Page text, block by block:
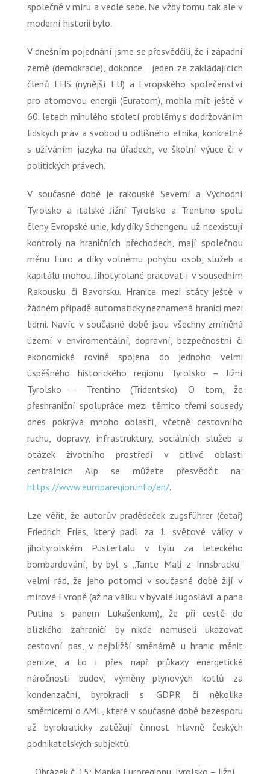
společně v míru a vedle sebe. Ne vždy tomu tak ale v
moderní historii bylo.
V dnešním pojednání jsme se přesvědčili, že i západní
země (demokracie), dokonce jeden ze zakládajících
členů EHS (nynější EU) a Evropského společenství
pro atomovou energii (Euratom), mohla mít ještě v
60. letech minulého století problémy s dodržováním
lidských práv a svobod u odlišného etnika, konkrétně
s užíváním jazyka na úřadech, ve školní výuce či v
politických právech.
V současné době je rakouské Severní a Východní
Tyrolsko a italské Jižní Tyrolsko a Trentino spolu
členy Evropské unie, kdy díky Schengenu už neexistují
kontroly na hraničních přechodech, mají společnou
měnu Euro a díky volnému pohybu osob, služeb a
kapitálu mohou Jihotyrolané pracovat i v sousedním
Rakousku či Bavorsku. Hranice mezi státy ještě v
žádném případě automaticky neznamená hranici mezi
lidmi. Navíc v současné době jsou všechny zmíněná
území v enviromentální, dopravní, bezpečnostní či
ekonomické rovině spojena do jednoho velmi
úspěšného historického regionu Tyrolsko – Jižní
Tyrolsko – Trentino (Tridentsko). O tom, že
přeshraniční spolupráce mezi těmito třemi sousedy
dnes pokrývá mnoho oblastí, včetně cestovního
ruchu, dopravy, infrastruktury, sociálních služeb a
otázek životního prostředí v citlivé oblasti
centrálních Alp se můžete přesvědčit na:
https://www.europaregion.info/en/.
Lze věřit, že autorův pradědeček zugsführer (četař)
Friedrich Fries, který padl za 1. světové války v
jihotyrolském Pustertalu v týlu za leteckého
bombardování, by byl s „Tante Mali z Innsbrucku“
velmi rád, že jeho potomci v současné době žijí v
mírové Evropě (až na válku v bývalé Jugoslávii a pana
Putina s panem Lukašenkem), že při cestě do
blízkého zahraničí by nikde nemuseli ukazovat
cestovní pas, v nejbližší směnárně u hranic měnit
peníze, a to i přes např. průkazy energetické
náročnosti budov, výměny plynových kotlů za
kondenzační, byrokracii s GDPR či několika
směrnicemi o AML, které v současné době bezesporu
až byrokraticky zatěžují činnost hlavně českých
podnikatelských subjektů.
Obrázek č. 15: Mapka Euroregionu Tyrolsko – Jižní